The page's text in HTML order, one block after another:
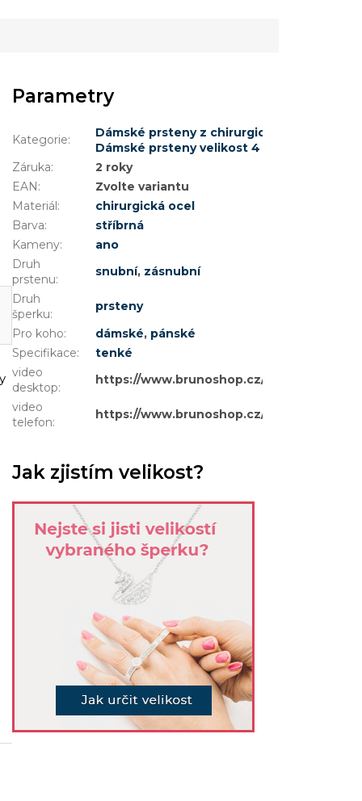
Parametry
Kategorie: Dámské prsteny z chirurgické oceli
Dámské prsteny velikost 4 (EU: 46,5 - 48,5)
Záruka:
2 roky
EAN:
Zvolte variantu
Materiál:
chirurgická ocel
Barva:
stříbrná
Kameny:
ano
Druh
prstenu:
snubní, zásnubní
Druh
šperku:
prsteny
Pro koho: dámské, pánské
Specifikace:
tenké
video
desktop:
https://www.brunoshop.cz/user/
video
telefon:
https://www.brunoshop.cz/user/
Jak zjistím velikost?